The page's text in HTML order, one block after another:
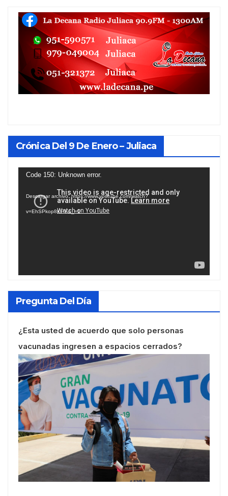
Crónica Del 9 De Enero – Juliaca
Reproductor
vídeo
Code 150: Unknown error.
Descargar archivo: https://www.youtube.com/watch?
v=EhSPkop8KPY&_=1
Pregunta Del Día
¿Esta usted de acuerdo que solo personas
vacunadas ingresen a espacios cerrados?